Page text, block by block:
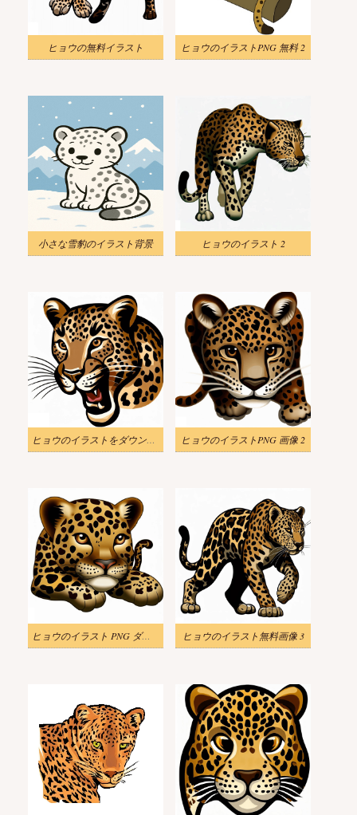
ヒョウの無料イラスト ヒョウのイラストPNG 無料 2
小さな雪豹のイラスト背景 ヒョウのイラスト 2
ヒョウのイラストをダウンロード ヒョウのイラストPNG 画像 2
ヒョウのイラスト PNG ダウンロード ヒョウのイラスト無料画像 3